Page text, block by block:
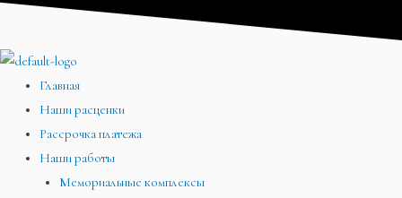
Перейти
содержимому
Главная
Наши расценки
Рассрочка платежа
Наши работы
Мемориальные комплексы